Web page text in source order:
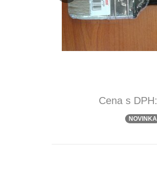
Cena s DPH:
NOVINKA